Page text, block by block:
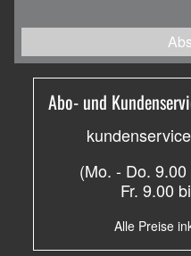
Abo- und
(Mo. - Do.
Fr. 9.00
Alle Preise